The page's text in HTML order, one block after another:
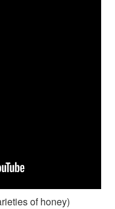
of honey)